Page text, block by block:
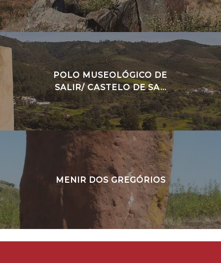
POLO MUSEOLÓGICO DE
SALIR/ CASTELO DE SA...
MENIR DOS GREGÓRIOS